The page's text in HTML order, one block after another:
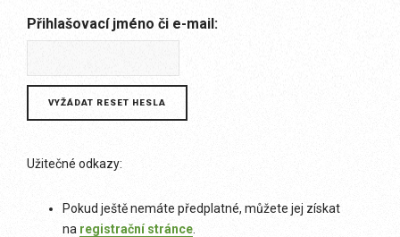
Přihlašovací jméno či e-mail:
Užitečné odkazy:
Pokud ještě nemáte předplatné, můžete jej získat
na registrační stránce